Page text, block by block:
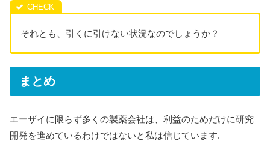
それとも、引くに引けない状況なのでしょうか？
まとめ
エーザイに限らず多くの製薬会社は、利益のためだけに研究
開発を進めているわけではないと私は信じています.